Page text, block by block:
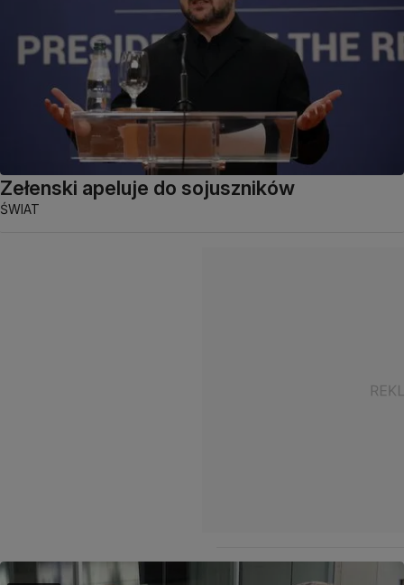
Zełenski apeluje do sojuszników
ŚWIAT